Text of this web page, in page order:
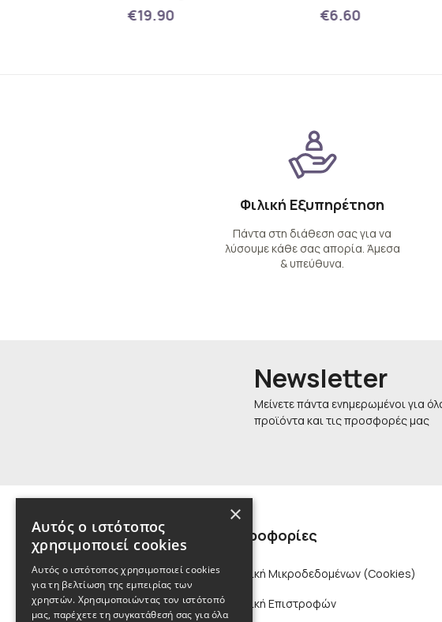
€19.90 €6.60
Φιλική Εξυπηρέτηση
Πάντα στη διάθεση σας για να
λύσουμε κάθε σας απορία. Άμεσα
& υπεύθυνα.
Newsletter
Μείνετε πάντα ενημερωμένοι για
προϊόντα και τις προσφορές μας
Πληροφορίες
Πολιτική Μικροδεδομένων (Cookies)
Πολιτική Επιστροφών
×
Αυτός ο ιστότοπος
χρησιμοποιεί cookies
Αυτός ο ιστότοπος χρησιμοποιεί cookies
για τη βελτίωση της εμπειρίας των
χρηστών. Χρησιμοποιώντας τον ιστότοπό
μας, παρέχετε τη συγκατάθεσή σας για όλα